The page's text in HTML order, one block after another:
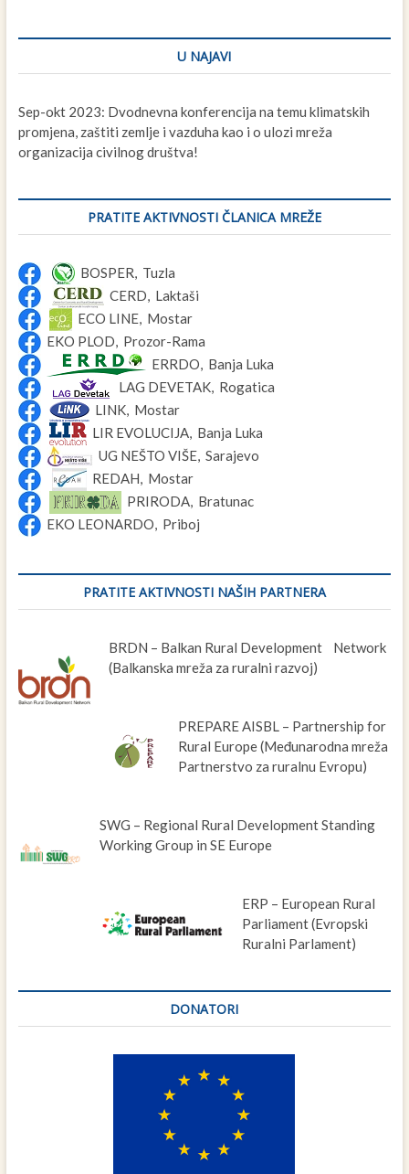
U NAJAVI
Sep-okt 2023: Dvodnevna konferencija na temu klimatskih
promjena, zaštiti zemlje i vazduha kao i o ulozi mreža
organizacija civilnog društva!
PRATITE AKTIVNOSTI ČLANICA MREŽE
BOSPER, Tuzla
CERD, Laktaši
ECO LINE, Mostar
EKO PLOD, Prozor-Rama
ERRDO, Banja Luka
LAG DEVETAK, Rogatica
LINK, Mostar
LIR EVOLUCIJA, Banja Luka
UG NEŠTO VIŠE, Sarajevo
REDAH, Mostar
PRIRODA, Bratunac
EKO LEONARDO, Priboj
PRATITE AKTIVNOSTI NAŠIH PARTNERA
BRDN – Balkan Rural Development Network
(Balkanska mreža za ruralni razvoj)
PREPARE AISBL – Partnership for
Rural Europe (Međunarodna mreža
Partnerstvo za ruralnu Evropu)
SWG – Regional Rural Development Standing
Working Group in SE Europe
ERP – European Rural
Parliament (Evropski
Ruralni Parlament)
DONATORI